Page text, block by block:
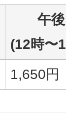
午後
(12時〜
1,650円